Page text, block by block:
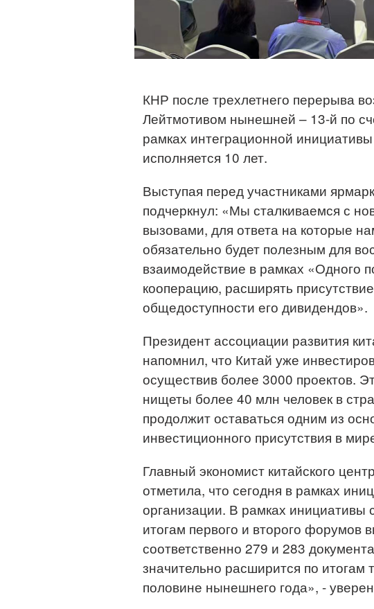
КНР после трехлетнего перерыва
Лейтмотивом нынешней – 13-й по
рамках интеграционной
исполняется 10 лет.
Выступая перед участниками
подчеркнул: «Мы сталкиваемся с
вызовами, для ответа на которые
обязательно будет полезным для
взаимодействие в рамках «Одного
кооперацию, расширять
общедоступности его дивидендов».
Президент ассоциации развития
напомнил, что Китай уже
осуществив более 3000 проектов.
нищеты более 40 млн человек в
продолжит оставаться одним из
инвестиционного присутствия в
Главный экономист китайского
отметила, что сегодня в рамках
организации. В рамках
итогам первого и второго форумов
соответственно 279 и 283
значительно расширится по
половине нынешнего года», -